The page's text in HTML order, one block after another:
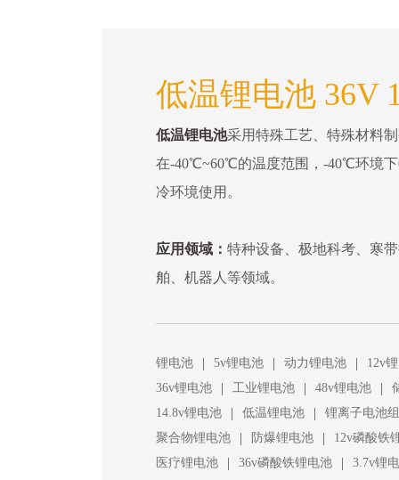
低温锂电池 36V
低温锂电池采用特殊工艺、特殊材料
在-40℃~60℃的温度范围，-40℃环境下
冷环境使用。
应用领域： 特种设备、极地科考、寒
舶、机器人等领域。
锂电池 | 5v锂电池 | 动力锂电池 |
12v
36v锂电池
| 工业锂电池 | 48v锂电池 |
14.8v锂电池
| 低温锂电池 |
锂离子电池组
聚合物锂电池
| 防爆锂电池 |
12v磷酸铁
医疗锂电池
| 36v磷酸铁锂电池 | 3.7v锂